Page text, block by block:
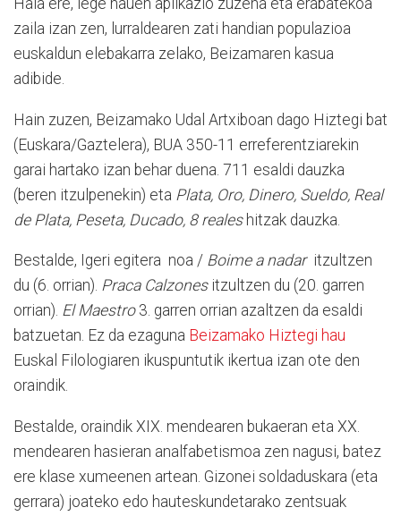
Hala ere, lege hauen aplikazio zuzena eta erabatekoa
zaila izan zen, lurraldearen zati handian populazioa
euskaldun elebakarra zelako, Beizamaren kasua
adibide.
Hain zuzen, Beizamako Udal Artxiboan dago Hiztegi bat
(Euskara/Gaztelera), BUA 350-11 erreferentziarekin
garai hartako izan behar duena. 711 esaldi dauzka
(beren itzulpenekin) eta Plata, Oro, Dinero, Sueldo, Real
de Plata, Peseta, Ducado, 8 realeshitzak dauzka.
Bestalde, Igeri egitera noa / Boime a nadaritzultzen
du (6. orrian). Praca Calzonesitzultzen du (20. garren
orrian). El Maestro3. garren orrian azaltzen da esaldi
batzuetan. Ez da ezaguna Beizamako Hiztegi hau
Euskal Filologiaren ikuspuntutik ikertua izan ote den
oraindik.
Bestalde, oraindik XIX. mendearen bukaeran eta XX.
mendearen hasieran analfabetismoa zen nagusi, batez
ere klase xumeenen artean. Gizonei soldaduskara (eta
gerrara) joateko edo hauteskundetarako zentsuak